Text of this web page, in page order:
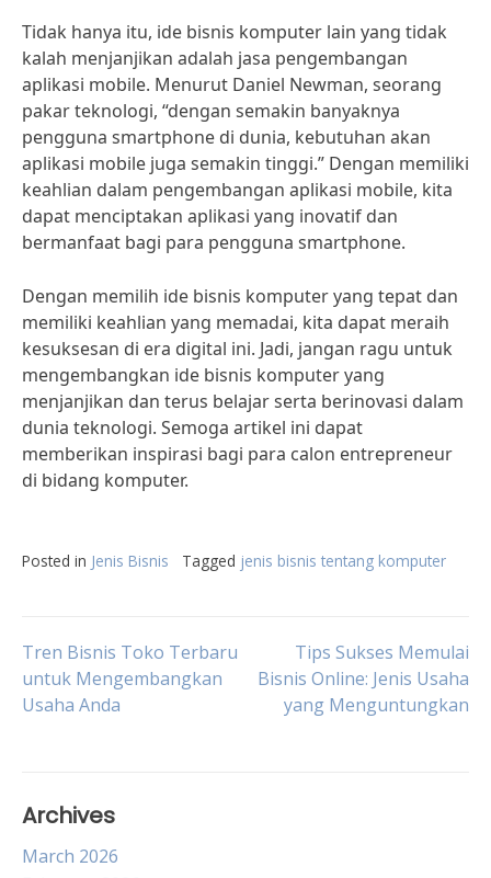
Tidak hanya itu, ide bisnis komputer lain yang tidak
kalah menjanjikan adalah jasa pengembangan
aplikasi mobile. Menurut Daniel Newman, seorang
pakar teknologi, “dengan semakin banyaknya
pengguna smartphone di dunia, kebutuhan akan
aplikasi mobile juga semakin tinggi.” Dengan memiliki
keahlian dalam pengembangan aplikasi mobile, kita
dapat menciptakan aplikasi yang inovatif dan
bermanfaat bagi para pengguna smartphone.
Dengan memilih ide bisnis komputer yang tepat dan
memiliki keahlian yang memadai, kita dapat meraih
kesuksesan di era digital ini. Jadi, jangan ragu untuk
mengembangkan ide bisnis komputer yang
menjanjikan dan terus belajar serta berinovasi dalam
dunia teknologi. Semoga artikel ini dapat
memberikan inspirasi bagi para calon entrepreneur
di bidang komputer.
Posted in Jenis Bisnis Tagged jenis bisnis tentang komputer
Post
navigation
Tren Bisnis Toko Terbaru
untuk Mengembangkan
Usaha Anda
Tips Sukses Memulai
Bisnis Online: Jenis Usaha
yang Menguntungkan
Archives
March 2026